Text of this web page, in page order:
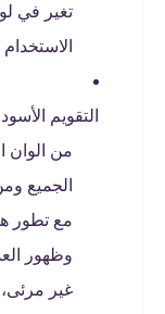
تغير في
التقويم الأسود
من الوان
الجميع
مع تطور
وظهور
غير